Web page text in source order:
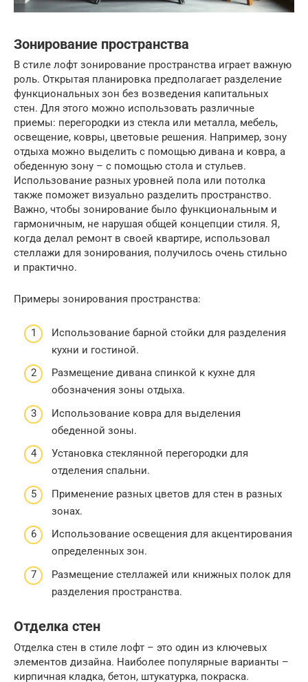
Зонирование пространства
В стиле лофт зонирование пространства играет важную
роль. Открытая планировка предполагает разделение
функциональных зон без возведения капитальных
стен. Для этого можно использовать различные
приемы: перегородки из стекла или металла, мебель,
освещение, ковры, цветовые решения. Например, зону
отдыха можно выделить с помощью дивана и ковра, а
обеденную зону – с помощью стола и стульев.
Использование разных уровней пола или потолка
также поможет визуально разделить пространство.
Важно, чтобы зонирование было функциональным и
гармоничным, не нарушая общей концепции стиля. Я,
когда делал ремонт в своей квартире, использовал
стеллажи для зонирования, получилось очень стильно
и практично.
Примеры зонирования пространства:
Использование барной стойки для разделения
кухни и гостиной.
Размещение дивана спинкой к кухне для
обозначения зоны отдыха.
Использование ковра для выделения
обеденной зоны.
Установка стеклянной перегородки для
отделения спальни.
Применение разных цветов для стен в разных
зонах.
Использование освещения для акцентирования
определенных зон.
Размещение стеллажей или книжных полок для
разделения пространства.
Отделка стен
Отделка стен в стиле лофт – это один из ключевых
элементов дизайна. Наиболее популярные варианты –
кирпичная кладка, бетон, штукатурка, покраска.